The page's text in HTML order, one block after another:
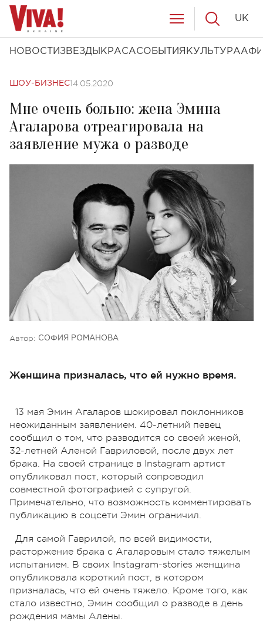
НОВОСТИ ЗВЕЗДЫ КРАСАСОБЫТИЯ КУЛЬТУРА
UK
ШОУ-БИЗНЕС14.05.2020
Мне очень больно: жена Эмина
Агаларова отреагировала на
заявление мужа о разводе
Автор: СОФИЯ РОМАНОВА
Женщина призналась, что ей нужно время.
13 мая Эмин Агаларов шокировал поклонников
неожиданным заявлением. 40-летний певец
сообщил о том, что разводится со своей женой,
32-летней Аленой Гавриловой, после двух лет
брака. На своей странице в Instagram артист
опубликовал пост, который сопроводил
совместной фотографией с супругой.
Примечательно, что возможность комментировать
публикацию в соцсети Эмин ограничил.
Для самой Гаврилой, по всей видимости,
расторжение брака с Агаларовым стало тяжелым
испытанием. В своих Instagram-stories женщина
опубликовала короткий пост, в котором
призналась, что ей очень тяжело. Кроме того, как
стало известно, Эмин сообщил о разводе в день
рождения мамы Алены.